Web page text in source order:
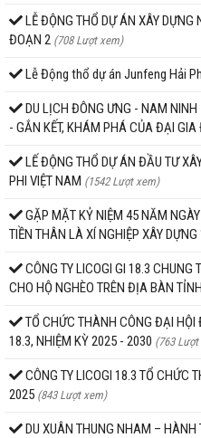
LỄ ĐỘNG THỔ DỰ ÁN XÂY DỰNG
ĐOẠN 2 (708 Lượt xem)
Lễ Động thổ dự án Junfeng Hải
DU LỊCH ĐÔNG ƯNG - NAM NINH
- GẮN KẾT, KHÁM PHÁ CỦA ĐẠI GIA
LẾ ĐỘNG THỔ DỰ ÁN ĐẦU TƯ
PHI VIỆT NAM (1542 Lượt xem)
GẶP MẶT KỶ NIỆM 45 NĂM
TIỀN THÂN LÀ XÍ NGHIỆP XÂY
CÔNG TY LICOGI GI 18.3 CHUNG
CHO HỘ NGHÈO TRÊN ĐỊA BÀN
TỔ CHỨC THÀNH CÔNG ĐẠI HỘI
18.3, NHIỆM KỲ 2025 - 2030 (763
CÔNG TY LICOGI 18.3 TỔ CHỨC
2025 (843 Lượt xem)
DU XUÂN THUNG NHAM –